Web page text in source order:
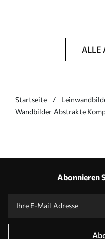
ALLE
Startseite
Wandbilder Abstrakte
Abonnieren